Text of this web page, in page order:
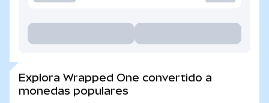
Explora Wrapped One convertido a
monedas populares